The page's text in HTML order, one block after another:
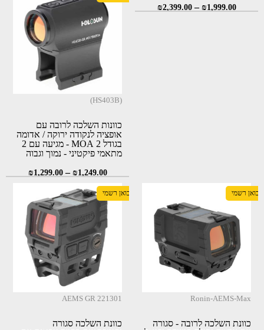
₪1,999.00
–
₪2,399.00
(HS403B)
כוונות השלכה לרובה עם
אופציה לנקודה ירוקה / אדומה
בגודל 2 MOA - מגיעה עם 2
מתאמי פיקטיני - נמוך וגבוה
HE403B-GR)
₪1,249.00
–
₪1,299.00
יבואן רשמי
Ronin-AEMS-Max
כוונת השלכה לרובה - סגורה
יבואן רשמי
AEMS GR 221301
כוונת השלכה סגורה